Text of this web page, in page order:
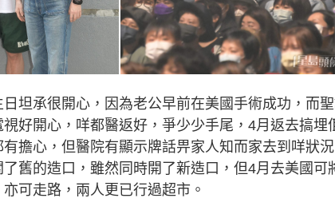
坦承很開心，因為老公早前在美國手術成功，而
好開心，咩都醫返好，爭少少手尾，4月返去搞
擔心，但醫院有顯示牌話畀家人知而家去到咩狀
舊的造口，雖然同時開了新造口，但4月去美國
可走路，兩人更已行過超市。